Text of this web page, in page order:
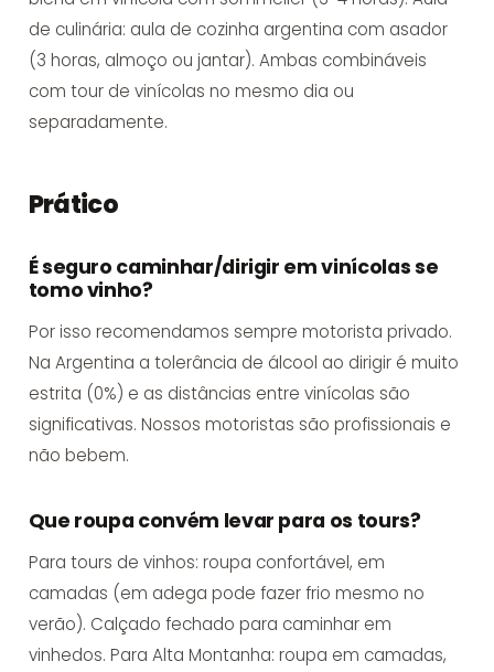
de culinária: aula de cozinha argentina com asador
(3 horas, almoço ou jantar). Ambas combináveis
com tour de vinícolas no mesmo dia ou
separadamente.
Prático
É seguro caminhar/dirigir em vinícolas se
tomo vinho?
Por isso recomendamos sempre motorista privado.
Na Argentina a tolerância de álcool ao dirigir é muito
estrita (0%) e as distâncias entre vinícolas são
significativas. Nossos motoristas são profissionais e
não bebem.
Que roupa convém levar para os tours?
Para tours de vinhos: roupa confortável, em
camadas (em adega pode fazer frio mesmo no
verão). Calçado fechado para caminhar em
vinhedos. Para Alta Montanha: roupa em camadas,